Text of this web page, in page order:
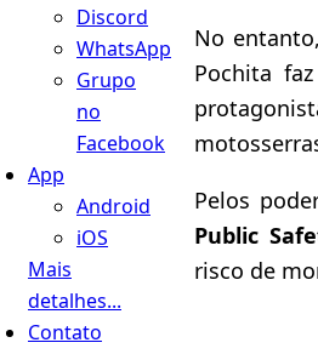
Discord
WhatsApp
Grupo
no
Facebook
App
Android
iOS
Mais
detalhes...
Contato
No
Pochita
Pelos
Public
risco de